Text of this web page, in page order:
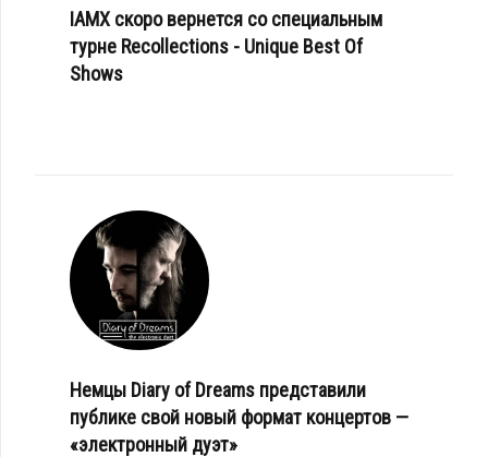
IAMX скоро вернется со специальным
турне Recollections - Unique Best Of
Shows
Немцы Diary of Dreams представили
публике свой новый формат концертов —
«электронный дуэт»